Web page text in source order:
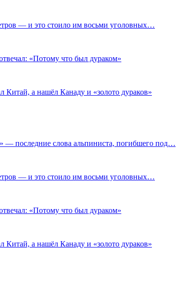
— и это стоило им восьми уголовных…
«Потому что был дураком»
Китай, а нашёл Канаду и «золото дураков»
— последние слова альпиниста, погибшего под…
— и это стоило им восьми уголовных…
«Потому что был дураком»
Китай, а нашёл Канаду и «золото дураков»